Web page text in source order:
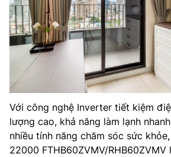
Với công nghệ Inverter tiết kiệm
lượng cao, khả năng làm lạnh
nhiều tính năng chăm sóc sức
22000 FTHB60ZVMV/